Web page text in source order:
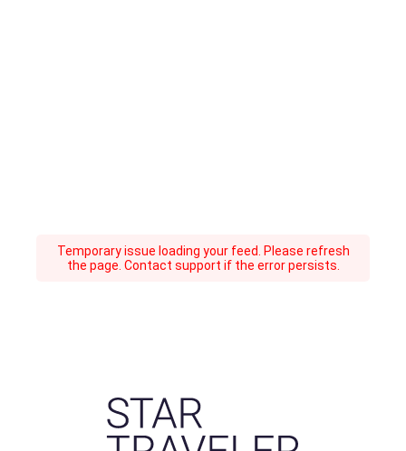
Temporary issue loading your feed. Please refresh
the page. Contact support if the error persists.